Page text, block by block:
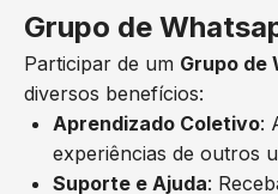
Grupo de
Participar de um Grupo de
diversos benefícios:
Aprendizado Coletivo:
experiências de outros
Suporte e Ajuda: